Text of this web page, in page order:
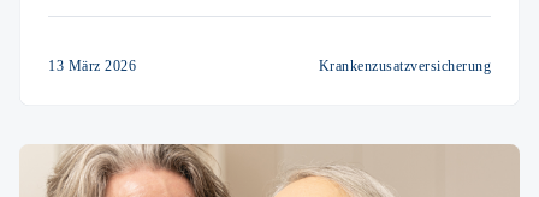
13 März 2026 Krankenzusatzversicherung